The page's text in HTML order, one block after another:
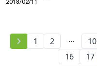
الأهلية الفلسطينيّة
2018/02/11
1 2 ... 10
16
17